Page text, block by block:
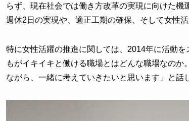
らず、現在社会では働き方改革の実現に向けた
週休2日の実現や、適正工期の確保、そして女性
特に女性活躍の推進に関しては、2014年に活動
もがイキイキと働ける職場とはどんな職場なの
ながら、一緒に考えていきたいと思います」と話